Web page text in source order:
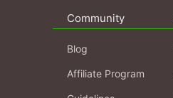
Community
Blog
Affiliate Program